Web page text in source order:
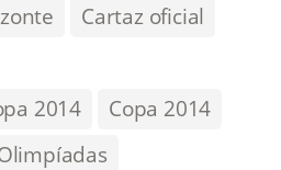
Cartaz oficial
2014
Copa 2014